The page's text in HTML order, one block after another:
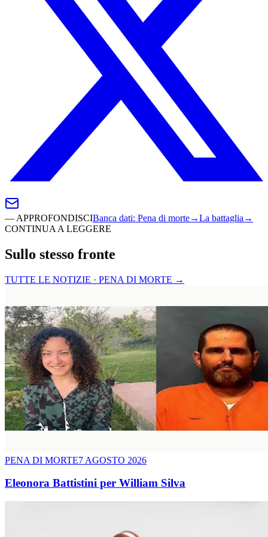
— APPROFONDISCIBanca dati: Pena di morte→La battaglia →
CONTINUA A LEGGERE
Sullo stesso fronte
TUTTE LE NOTIZIE · PENA DI MORTE →
PENA DI MORTE7 AGOSTO 2026
Eleonora Battistini per William Silva